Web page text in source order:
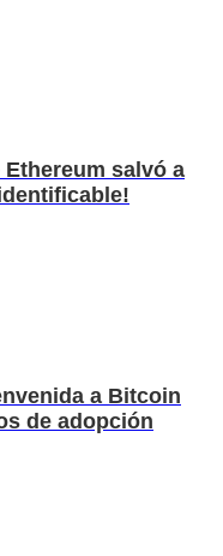
salvó a
a Bitcoin
de adopción